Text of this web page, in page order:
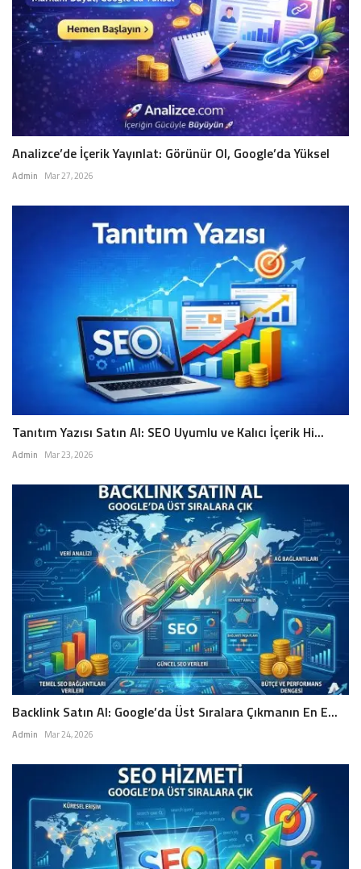
Analizce’de İçerik Yayınlat: Görünür Ol, Google’da Yüksel
Admin Mar 27, 2026
Tanıtım Yazısı Satın Al: SEO Uyumlu ve Kalıcı İçerik Hi...
Admin Mar 23, 2026
Backlink Satın Al: Google’da Üst Sıralara Çıkmanın En E...
Admin Mar 24, 2026